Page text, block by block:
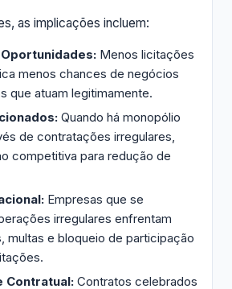
as implicações incluem:
Menos licitações
menos chances de negócios
que atuam legitimamente.
Quando há monopólio
de contratações irregulares,
competitiva para redução de
Empresas que se
irregulares enfrentam
multas e bloqueio de participação
Contratual: Contratos celebrados